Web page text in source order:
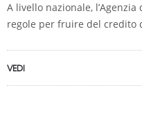
A livello nazionale,
regole per fruire del credito
VEDI